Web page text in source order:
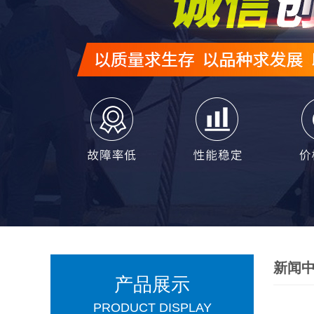
产品展示
PRODUCT DISPLAY
新闻